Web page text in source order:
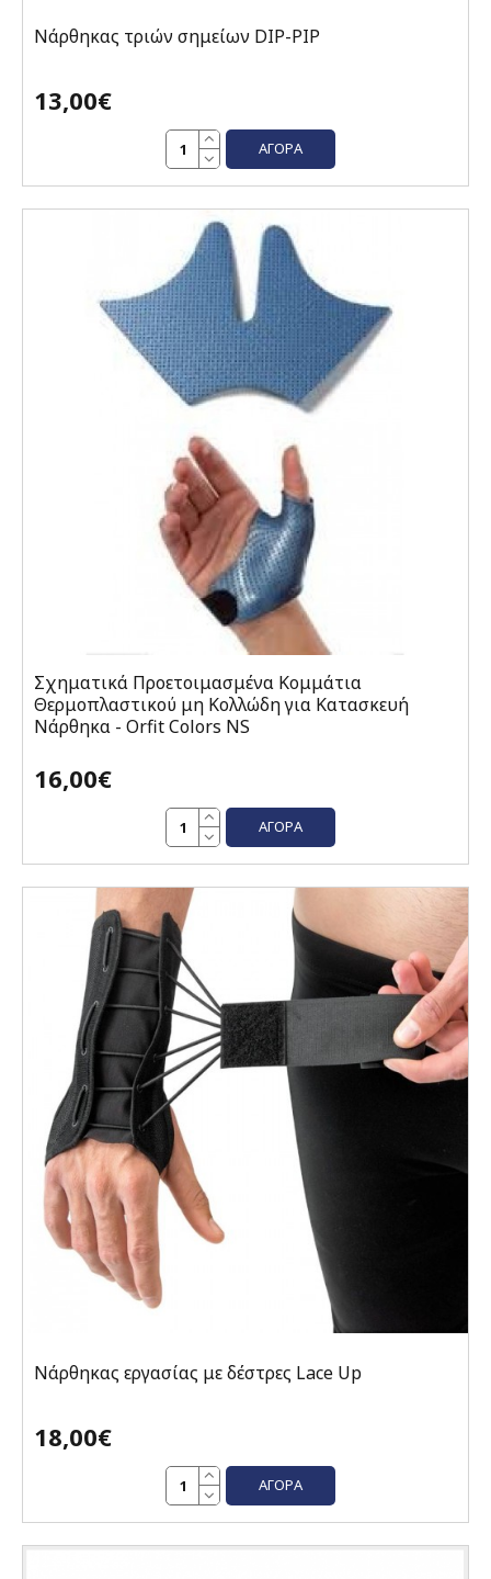
Νάρθηκας τριών σημείων DIP-PIP
13,00€
ΑΓΟΡΆ
Σχηματικά Προετοιμασμένα Κομμάτια
Θερμοπλαστικού μη Κολλώδη για Κατασκευή
Νάρθηκα - Orfit Colors NS
16,00€
ΑΓΟΡΆ
Νάρθηκας εργασίας με δέστρες Lace Up
18,00€
ΑΓΟΡΆ